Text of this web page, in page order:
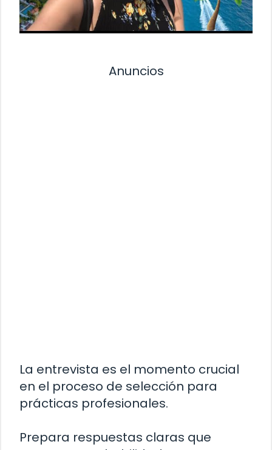
Anuncios
La entrevista es el momento crucial
en el proceso de selección para
prácticas profesionales.
Prepara respuestas claras que